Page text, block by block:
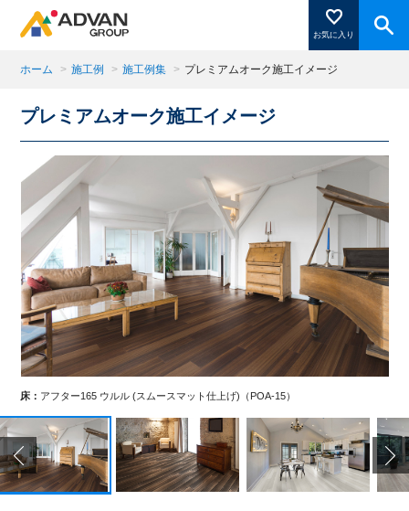
お気に入り
商品ページにある「お気に入り登録」を押すと登録した
商品がここに表示されます。
ホーム > 施工例 > 施工例集 > プレミアムオーク施工イメージ
プレミアムオーク施工イメージ
床： アフター165 ウルル (スムースマット仕上げ)（POA-15）